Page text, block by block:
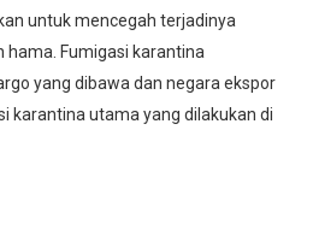
untuk mencegah terjadinya
hama. Fumigasi karantina
yang dibawa dan negara ekspor
karantina utama yang dilakukan di